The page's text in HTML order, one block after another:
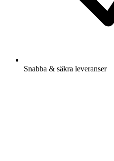
Snabba & säkra leveranser